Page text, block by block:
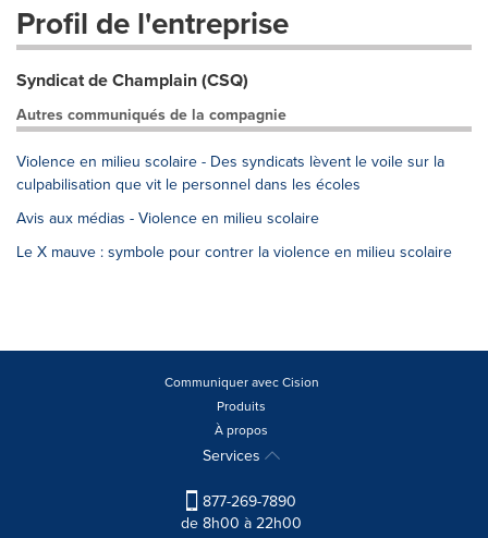
Profil de l'entreprise
Syndicat de Champlain (CSQ)
Autres communiqués de la compagnie
Violence en milieu scolaire - Des syndicats lèvent le voile sur la
culpabilisation que vit le personnel dans les écoles
Avis aux médias - Violence en milieu scolaire
Le X mauve : symbole pour contrer la violence en milieu scolaire
Communiquer avec Cision
Produits
À propos
Services
877-269-7890
de 8h00 à 22h00